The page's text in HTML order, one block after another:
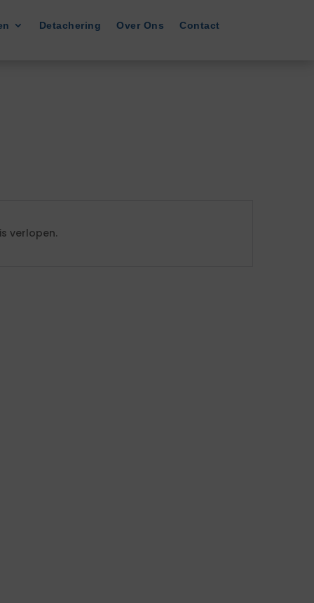
Detachering Over Ons Contact
verlopen.